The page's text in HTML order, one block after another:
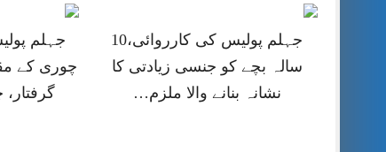
جہلم پولیس کی کارروائی،10
سالہ بچے کو جنسی زیادتی کا
نشانہ بنانے والا ملزم…
جہلم
چوری کے